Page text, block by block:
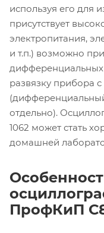
используя его для
присутствует
электропитания,
и т.п.) возможно
развязку прибора
отдельно).
1062 может стать
домашней
ПрофКиП